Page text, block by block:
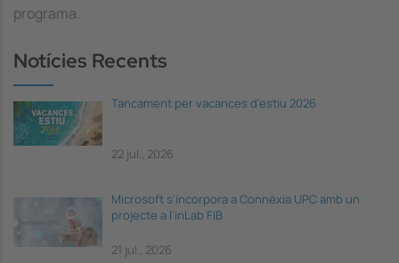
programa.
Notícies Recents
Tancament per vacances d'estiu 2026
22 jul., 2026
Microsoft s'incorpora a Connèxia UPC amb un
projecte a l'inLab FIB
21 jul., 2026